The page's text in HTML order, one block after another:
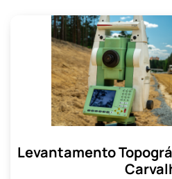
Levantamento